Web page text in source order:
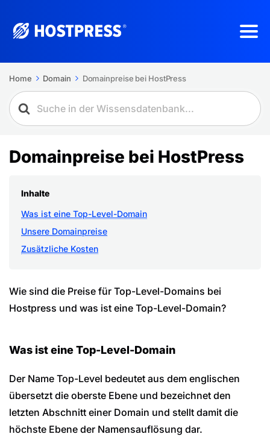
Home Domain Domainpreise bei HostPress
Domainpreise bei HostPress
Inhalte
Was ist eine Top-Level-Domain
Unsere Domainpreise
Zusätzliche Kosten
Wie sind die Preise für Top-Level-Domains bei
Hostpress und was ist eine Top-Level-Domain?
Was ist eine Top-Level-Domain
Der Name Top-Level bedeutet aus dem englischen
übersetzt die oberste Ebene und bezeichnet den
letzten Abschnitt einer Domain und stellt damit die
höchste Ebene der Namensauflösung dar.